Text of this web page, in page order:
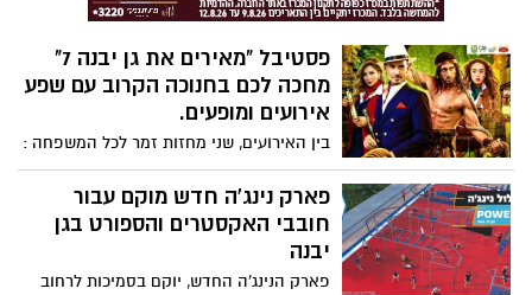
פסטיבל "מאירים את גן יבנה 7"
מחכה לכם בחנוכה הקרוב עם שפע
אירועים ומופעים.
בין האירועים, שני מחזות זמר לכל המשפחה :
"מלך הג'ונגל" ו"המכבים" עם הכוכבים
האהובים במדינה.
פארק נינג'ה חדש מוקם עבור
חובבי האקסטרים והספורט בגן
יבנה
פארק הנינג'ה החדש, יוקם בסמיכות לרחוב